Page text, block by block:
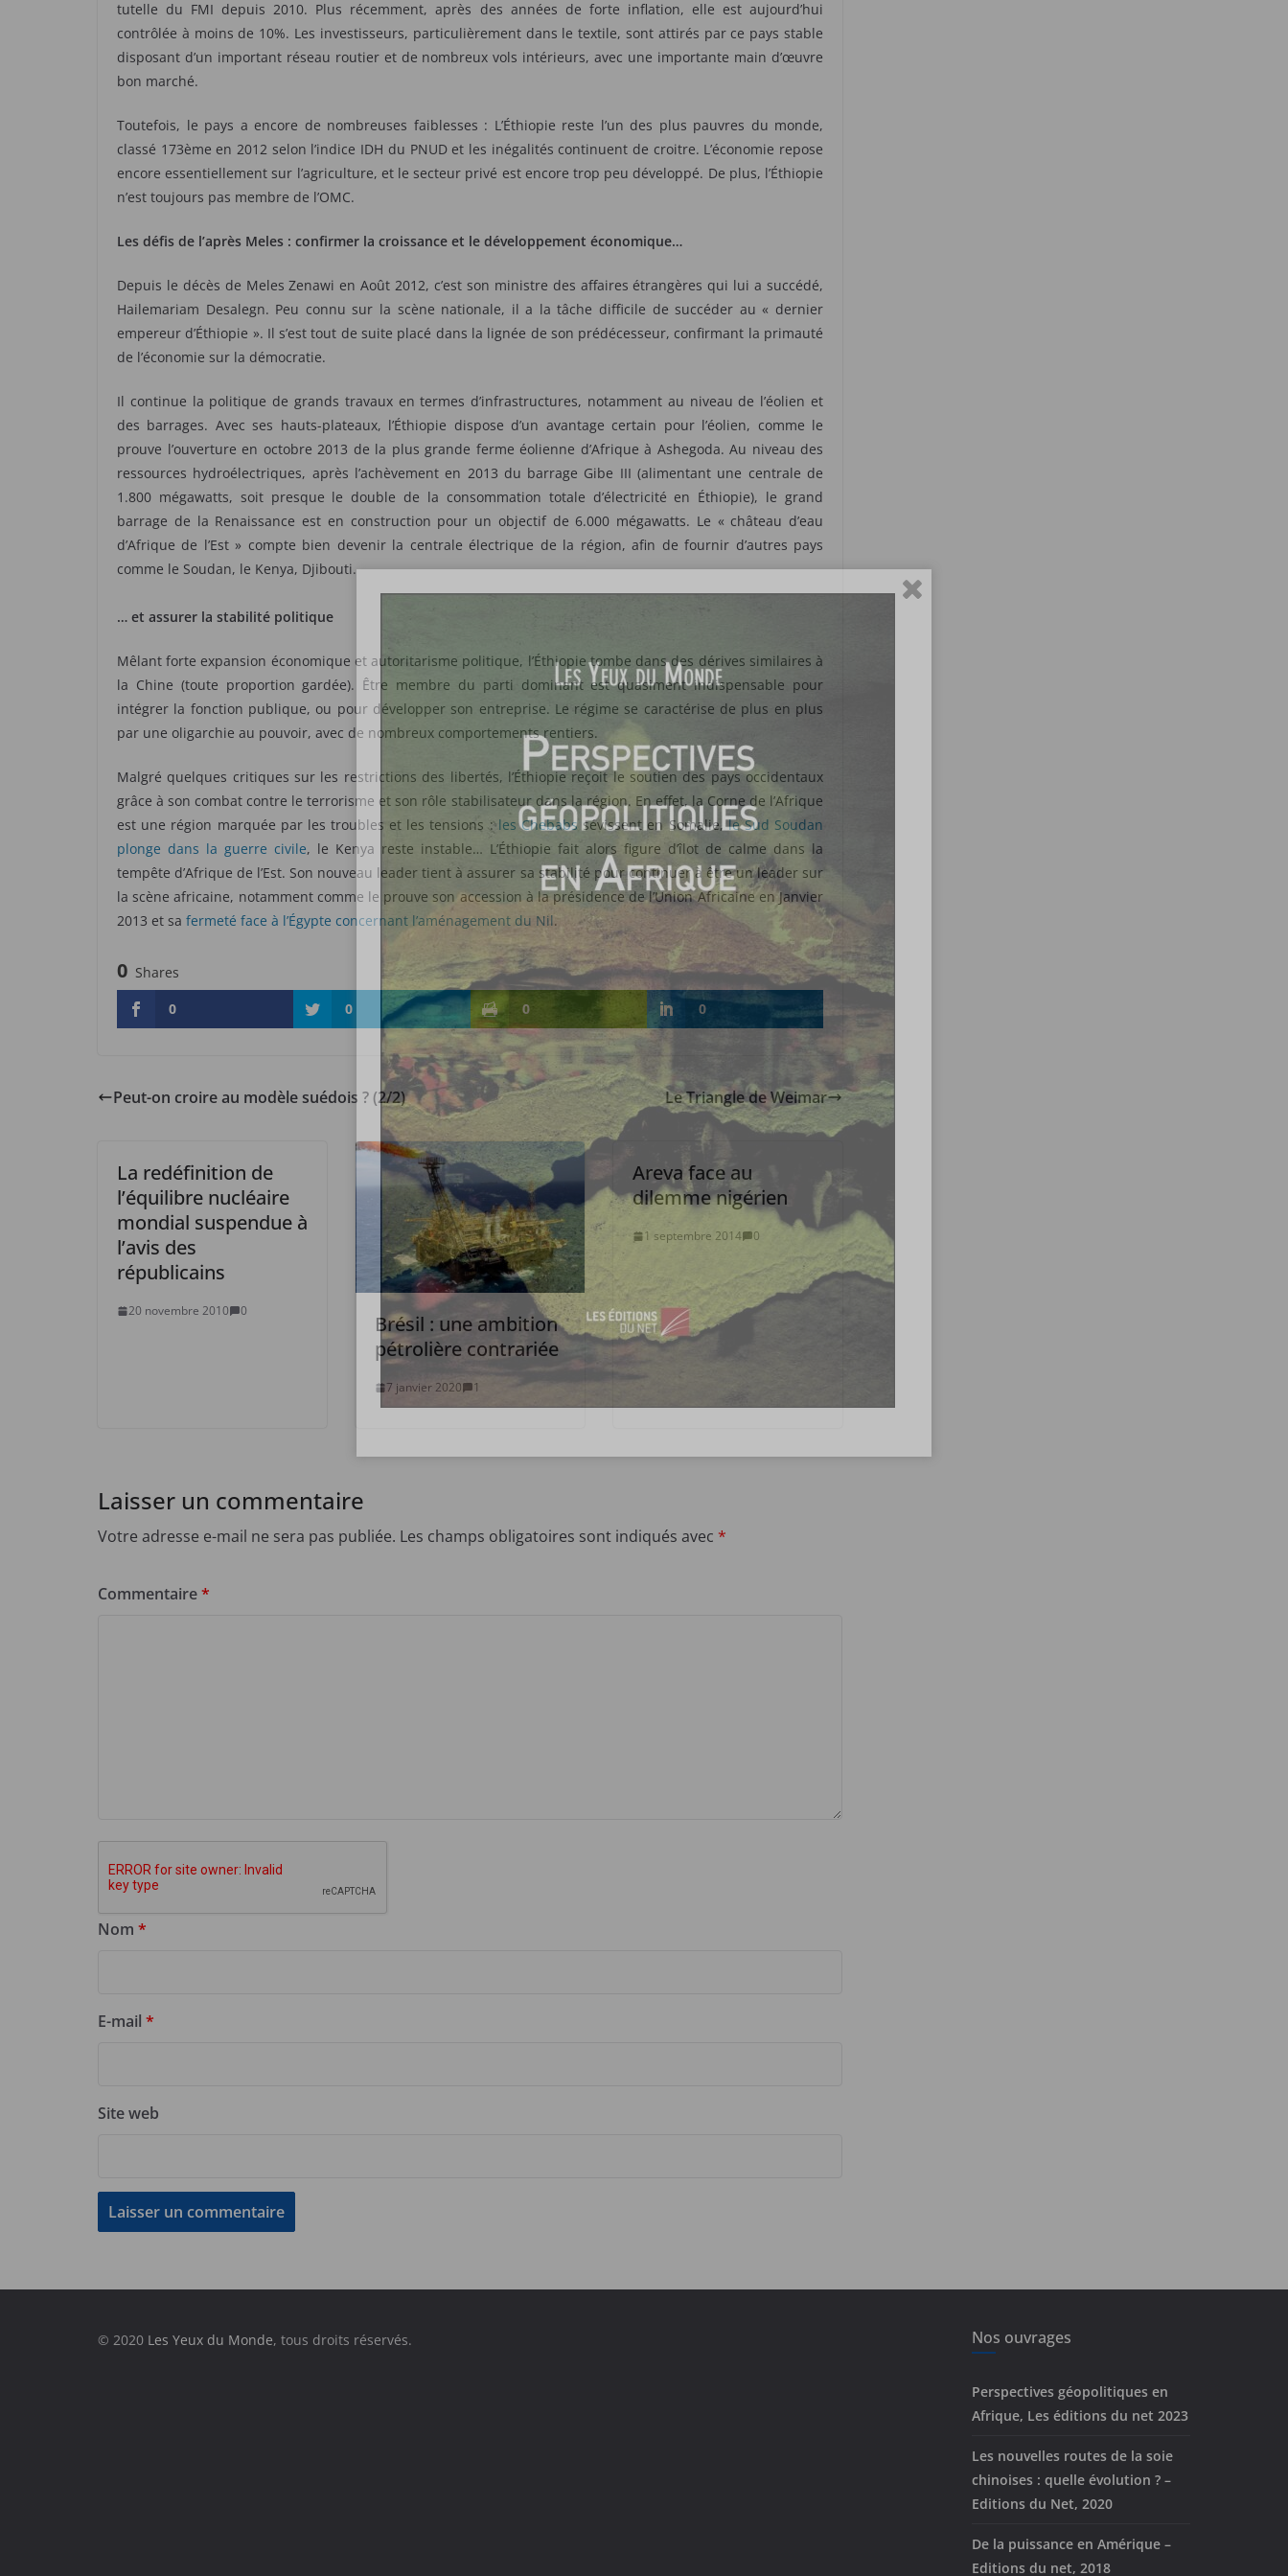
tutelle du FMI depuis 2010. Plus récemment, après des années de forte inflation, elle est aujourd’hui
contrôlée à moins de 10%. Les investisseurs, particulièrement dans le textile, sont attirés par ce pays stable
disposant d’un important réseau routier et de nombreux vols intérieurs, avec une importante main d’œuvre
bon marché.
Toutefois, le pays a encore de nombreuses faiblesses : L’Éthiopie reste l’un des plus pauvres du monde,
classé 173ème en 2012 selon l’indice IDH du PNUD et les inégalités continuent de croitre. L’économie repose
encore essentiellement sur l’agriculture, et le secteur privé est encore trop peu développé. De plus, l’Éthiopie
n’est toujours pas membre de l’OMC.
Les défis de l’après Meles : confirmer la croissance et le développement économique…
Depuis le décès de Meles Zenawi en Août 2012, c’est son ministre des affaires étrangères qui lui a succédé,
Hailemariam Desalegn. Peu connu sur la scène nationale, il a la tâche difficile de succéder au « dernier
empereur d’Éthiopie ». Il s’est tout de suite placé dans la lignée de son prédécesseur, confirmant la primauté
de l’économie sur la démocratie.
Il continue la politique de grands travaux en termes d’infrastructures, notamment au niveau de l’éolien et
des barrages. Avec ses hauts-plateaux, l’Éthiopie dispose d’un avantage certain pour l’éolien, comme le
prouve l’ouverture en octobre 2013 de la plus grande ferme éolienne d’Afrique à Ashegoda. Au niveau des
ressources hydroélectriques, après l’achèvement en 2013 du barrage Gibe III (alimentant une centrale de
1.800 mégawatts, soit presque le double de la consommation totale d’électricité en Éthiopie), le grand
barrage de la Renaissance est en construction pour un objectif de 6.000 mégawatts. Le « château d’eau
d’Afrique de l’Est » compte bien devenir la centrale électrique de la région, afin de fournir d’autres pays
comme le Soudan, le Kenya, Djibouti.
… et assurer la stabilité politique
Mêlant forte expansion économique et autoritarisme politique, l’Éthiopie tombe dans des dérives similaires à
la Chine (toute proportion gardée). Être membre du parti dominant est quasiment indispensable pour
intégrer la fonction publique, ou pour développer son entreprise. Le régime se caractérise de plus en plus
par une oligarchie au pouvoir, avec de nombreux comportements rentiers.
Malgré quelques critiques sur les restrictions des libertés, l’Éthiopie reçoit le soutien des pays occidentaux
grâce à son combat contre le terrorisme et son rôle stabilisateur dans la région. En effet, la Corne de l’Afrique
est une région marquée par les troubles et les tensions :les Chebabs sévissent en Somalie,le Sud Soudan
plonge dans la guerre civile, le Kenya reste instable… L’Éthiopie fait alors figure d’îlot de calme dans la
tempête d’Afrique de l’Est. Son nouveau leader tient à assurer sa stabilité pour continuer à être un leader sur
la scène africaine, notamment comme le prouve son accession à la présidence de l’Union Africaine en Janvier
2013 et sa fermeté face à l’Égypte concernant l’aménagement du Nil.
0 Shares
0
0 0 0
Peut-on croire au modèle suédois ? (2/2) Le Triangle de Weimar
La redéfinition de
l’équilibre nucléaire
mondial suspendue à
l’avis des
républicains
20 novembre 2010 0
Brésil : une ambition
pétrolière contrariée
7 janvier 2020 1
Areva face au
dilemme nigérien
1 septembre 2014 0
Laisser un commentaire
Votre adresse e-mail ne sera pas publiée. Les champs obligatoires sont indiqués avec *
Commentaire*
Nom *
E-mail *
Site web
© 2020 Les Yeux du Monde, tous droits réservés. Nos ouvrages
Perspectives géopolitiques en
Afrique, Les éditions du net 2023
Les nouvelles routes de la soie
chinoises : quelle évolution ? –
Editions du Net, 2020
De la puissance en Amérique –
Editions du net, 2018